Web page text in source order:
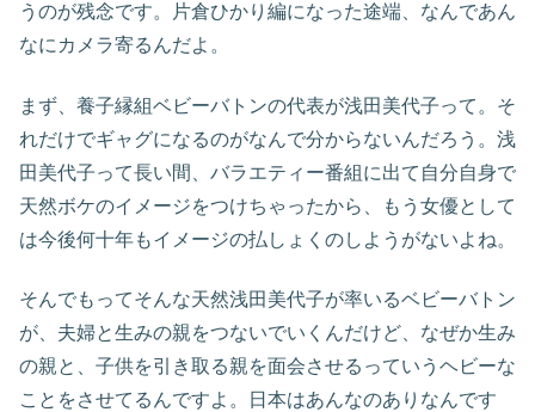
うのが残念です。片倉ひかり編になった途端、なんであん
なにカメラ寄るんだよ。
まず、養子縁組ベビーバトンの代表が浅田美代子って。そ
れだけでギャグになるのがなんで分からないんだろう。浅
田美代子って長い間、バラエティー番組に出て自分自身で
天然ボケのイメージをつけちゃったから、もう女優として
は今後何十年もイメージの払しょくのしようがないよね。
そんでもってそんな天然浅田美代子が率いるベビーバトン
が、夫婦と生みの親をつないでいくんだけど、なぜか生み
の親と、子供を引き取る親を面会させるっていうヘビーな
ことをさせてるんですよ。日本はあんなのありなんです